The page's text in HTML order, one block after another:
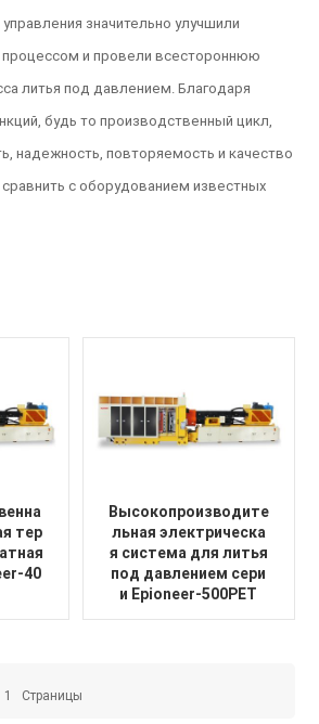
значительно улучшили
процессом и провели всестороннюю
литья под давлением. Благодаря
будь то производственный цикл,
надежность, повторяемость и качество
с оборудованием известных
тер
40
Высокопроизводите
льная электрическа
я система для литья
под давлением сери
и Epioneer-500PET
1 Страницы